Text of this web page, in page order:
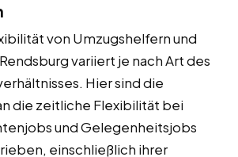
von Umzugshelfern und
variiert je nach Art des
Hier sind die
die zeitliche Flexibilität bei
und Gelegenheitsjobs
einschließlich ihrer